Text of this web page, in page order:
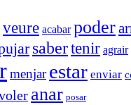
veure acabar poder
sabertenir agrair
menjar estar enviar
anar posar